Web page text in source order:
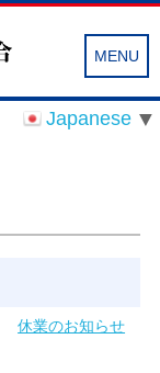
MENU
Japanese ▼
休業のお知らせ